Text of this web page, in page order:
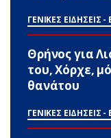
ΓΕΝΙΚΕΣ ΕΙΔΗΣΕΙΣ
Θρήνος για
του, Χόρχε,
θανάτου
ΓΕΝΙΚΕΣ ΕΙΔΗΣΕΙΣ